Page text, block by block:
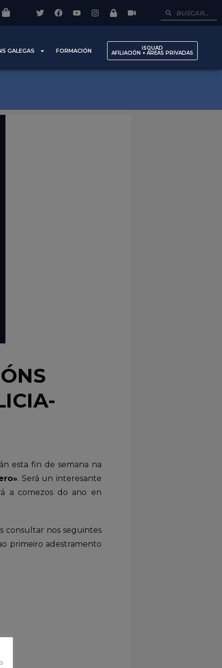
GALEGAS FORMACIÓN iSQUAD
AFILIACIÓN + AREAS PRIVADAS
esta fin de semana na
. Será un interesante
a comezos do ano en
consultar nos seguintes
primeiro adestramento